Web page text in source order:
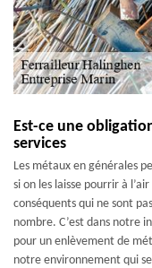
Est-ce une
services
Les métaux en générales
si on les laisse pourrir à
conséquents qui ne sont
nombre. C’est dans notre
pour un enlèvement de
notre environnement qui